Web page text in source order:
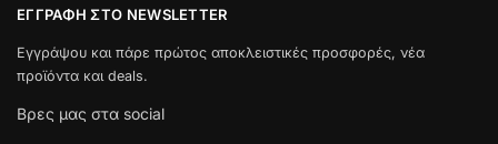
ΕΓΓΡΑΦΉ ΣΤΟ NEWSLETTER
Εγγράψου και πάρε πρώτος αποκλειστικές προσφορές, νέα
προϊόντα και deals.
Βρες μας στα social